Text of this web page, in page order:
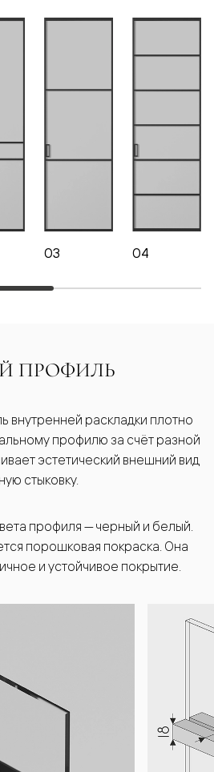
03 04
ПРОФИЛЬ
внутренней раскладки плотно
профилю за счёт разной
эстетический внешний вид
стыковку.
профиля — черный и белый.
порошковая покраска. Она
и устойчивое покрытие.